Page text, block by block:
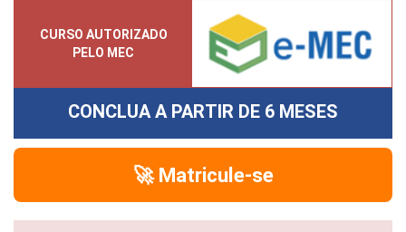
CURSO AUTORIZADO
PELO MEC
CONCLUA A PARTIR DE 6 MESES
🚀 Matricule-se